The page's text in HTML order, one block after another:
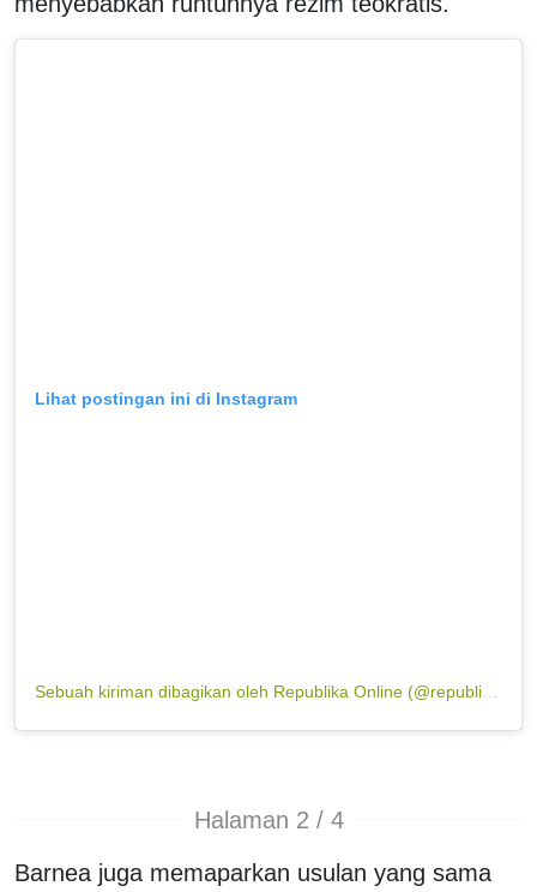
Lihat postingan ini di Instagram
Sebuah kiriman dibagikan oleh Republika Online (@republikaonline)
Halaman 2 / 4
Barnea juga memaparkan usulan yang sama